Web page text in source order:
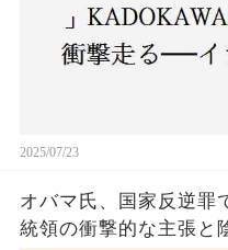
2025/07/23
オバマ氏、国家反逆罪
統領の衝撃的な主張と